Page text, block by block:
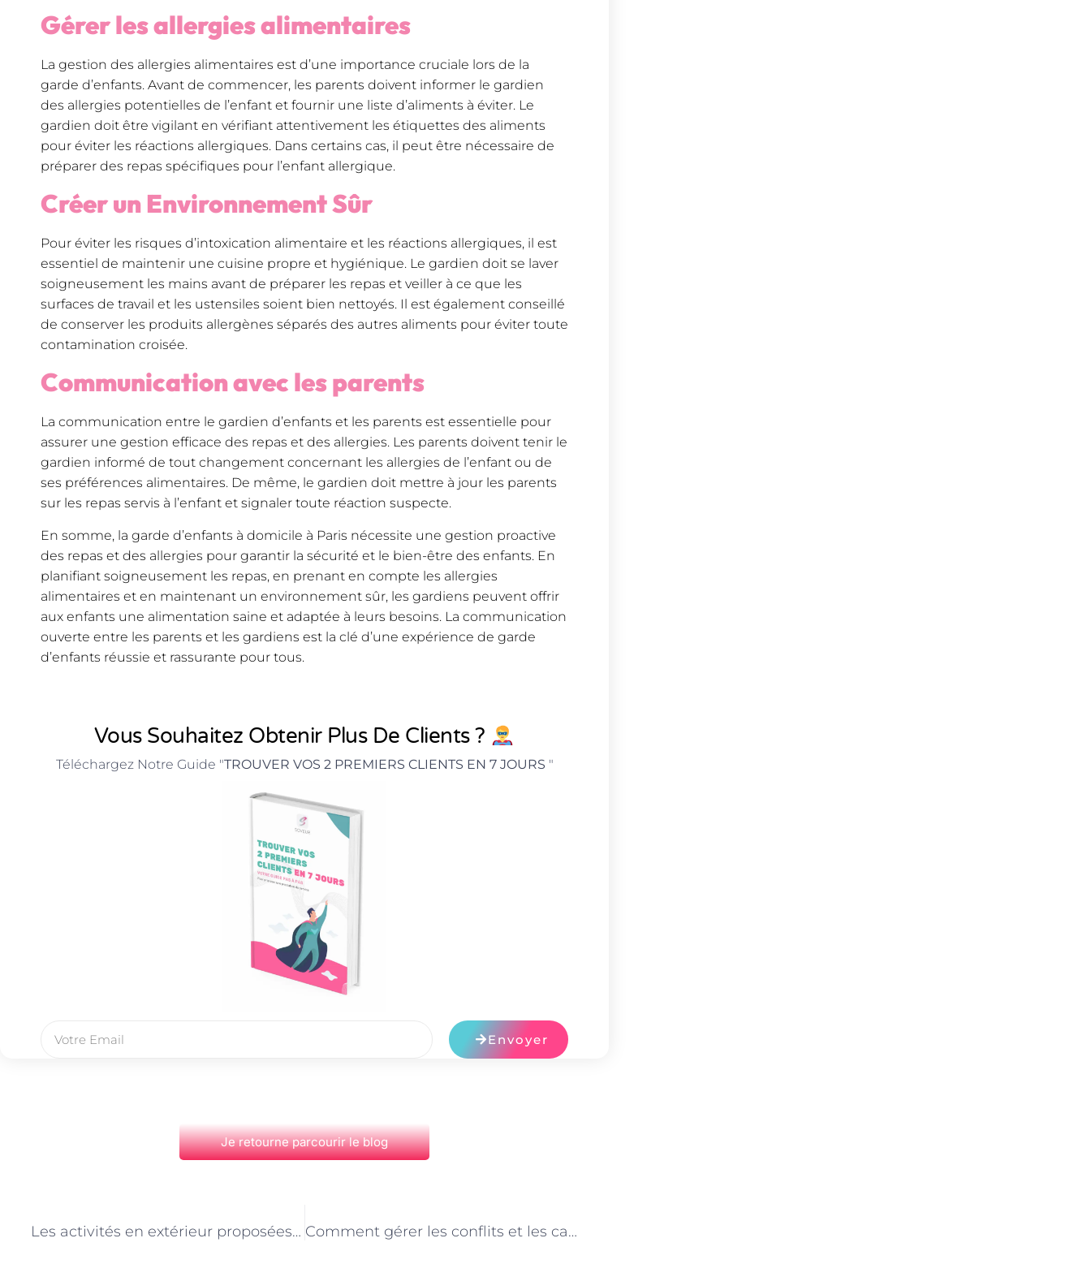
Gérer les allergies alimentaires
La gestion des allergies alimentaires est d’une importance cruciale lors de la
garde d’enfants. Avant de commencer, les parents doivent informer le gardien
des allergies potentielles de l’enfant et fournir une liste d’aliments à éviter. Le
gardien doit être vigilant en vérifiant attentivement les étiquettes des aliments
pour éviter les réactions allergiques. Dans certains cas, il peut être nécessaire de
préparer des repas spécifiques pour l’enfant allergique.
Créer un Environnement Sûr
Pour éviter les risques d’intoxication alimentaire et les réactions allergiques, il est
essentiel de maintenir une cuisine propre et hygiénique. Le gardien doit se laver
soigneusement les mains avant de préparer les repas et veiller à ce que les
surfaces de travail et les ustensiles soient bien nettoyés. Il est également conseillé
de conserver les produits allergènes séparés des autres aliments pour éviter toute
contamination croisée.
Communication avec les parents
La communication entre le gardien d’enfants et les parents est essentielle pour
assurer une gestion efficace des repas et des allergies. Les parents doivent tenir le
gardien informé de tout changement concernant les allergies de l’enfant ou de
ses préférences alimentaires. De même, le gardien doit mettre à jour les parents
sur les repas servis à l’enfant et signaler toute réaction suspecte.
En somme, la garde d’enfants à domicile à Paris nécessite une gestion proactive
des repas et des allergies pour garantir la sécurité et le bien-être des enfants. En
planifiant soigneusement les repas, en prenant en compte les allergies
alimentaires et en maintenant un environnement sûr, les gardiens peuvent offrir
aux enfants une alimentation saine et adaptée à leurs besoins. La communication
ouverte entre les parents et les gardiens est la clé d’une expérience de garde
d’enfants réussie et rassurante pour tous.
Vous Souhaitez Obtenir Plus De Clients ?
Téléchargez Notre Guide "TROUVER VOS 2 PREMIERS CLIENTS EN 7 JOURS "
Envoyer
Je retourne parcourir le blog
Les activités en extérieur proposées par les gardes d’enfants à domicile à Paris Comment gérer les conflits et les caprices avec une garde d’enfants à domicile à Paris